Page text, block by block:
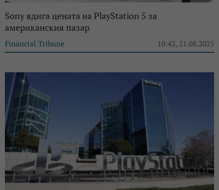
Sony вдига цената на PlayStation 5 за
американския пазар
Financial Tribune 10:42, 21.08.2025